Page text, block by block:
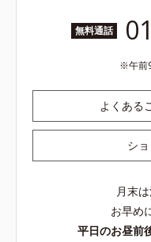
無料通話
午前
よくある
シ
月末
お早め
平日のお昼前